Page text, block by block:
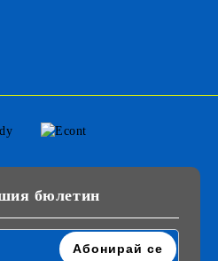
бюлетин